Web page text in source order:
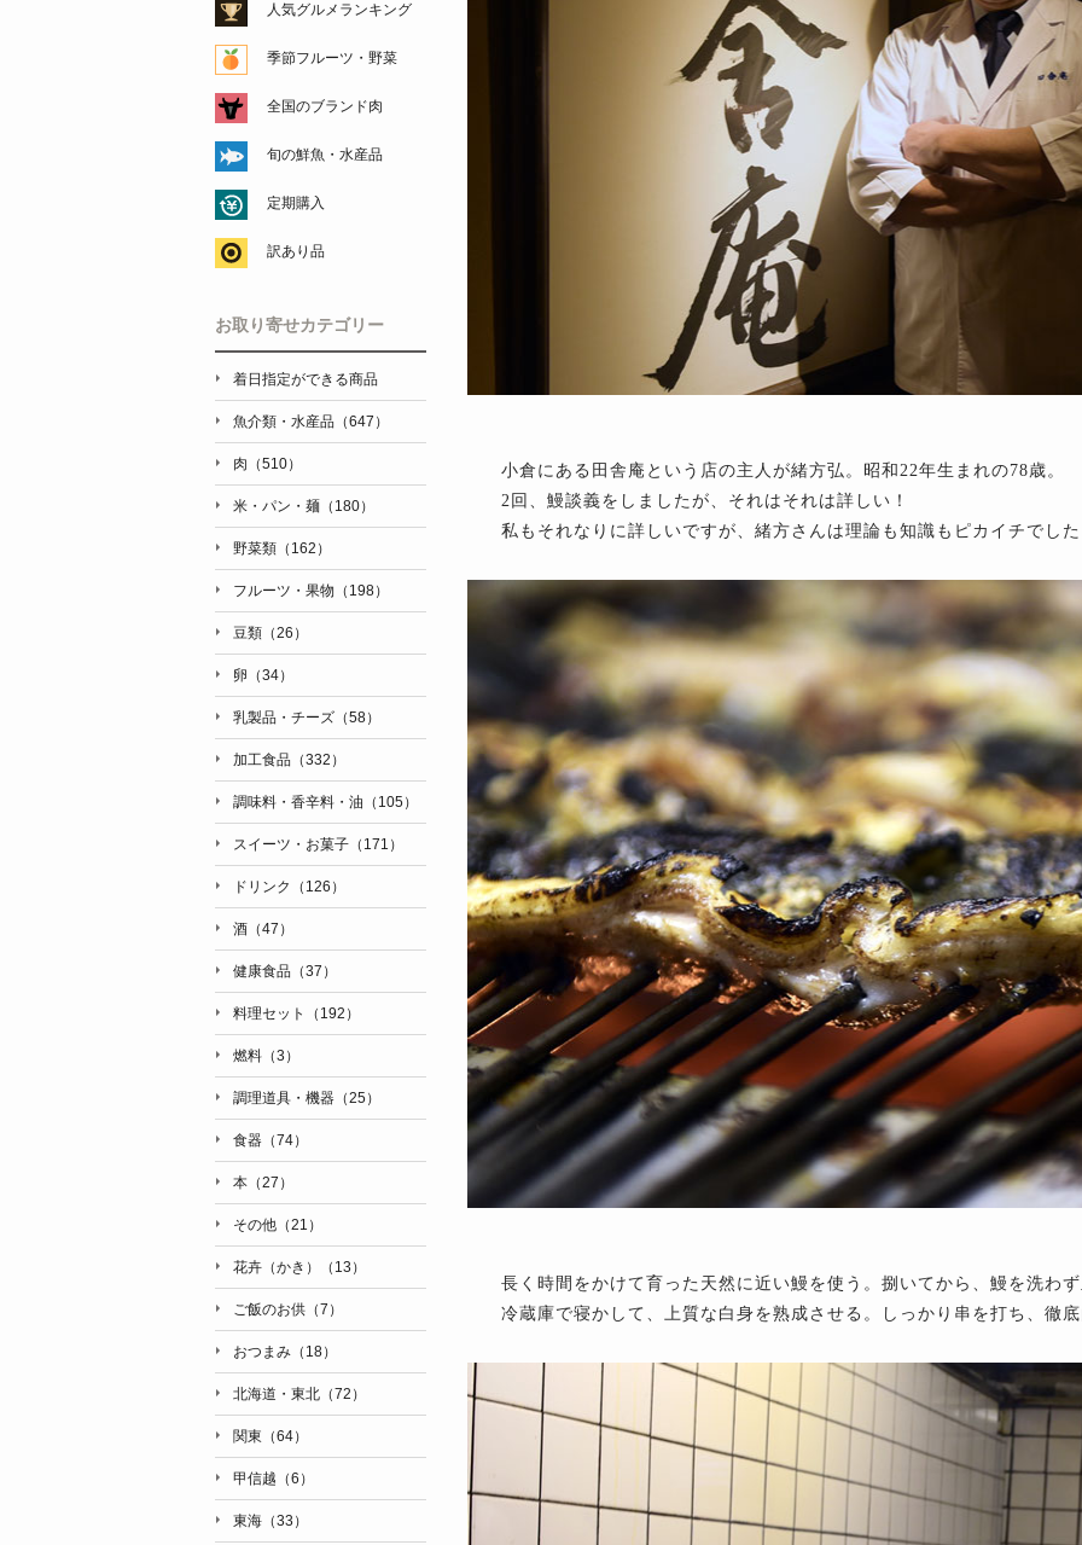
小倉にある田舎庵という店の主人が緒方弘。昭和22年生まれの78歳。
2回、鰻談義をしましたが、それはそれは詳しい！
私もそれなりに詳しいですが、緒方さんは理論も知識もピカイチでし
長く時間をかけて育った天然に近い鰻を使う。捌いてから、鰻を洗わ
冷蔵庫で寝かして、上質な白身を熟成させる。しっかり串を打ち、徹
人気グルメランキング
季節フルーツ・野菜
全国のブランド肉
旬の鮮魚・水産品
定期購入
訳あり品
お取り寄せカテゴリー
着日指定ができる商品
魚介類・水産品（647）
肉（510）
米・パン・麺（180）
野菜類（162）
フルーツ・果物（198）
豆類（26）
卵（34）
乳製品・チーズ（58）
加工食品（332）
調味料・香辛料・油（105）
スイーツ・お菓子（171）
ドリンク（126）
酒（47）
健康食品（37）
料理セット（192）
燃料（3）
調理道具・機器（25）
食器（74）
本（27）
その他（21）
花卉（かき）（13）
ご飯のお供（7）
おつまみ（18）
北海道・東北（72）
関東（64）
甲信越（6）
東海（33）